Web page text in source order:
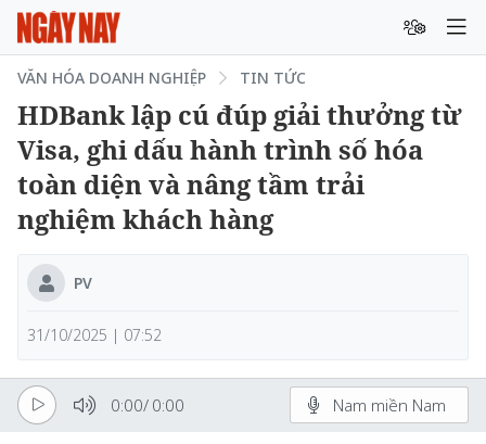
VĂN HÓA DOANH NGHIỆP TIN TỨC
HDBank lập cú đúp giải thưởng từ
Visa, ghi dấu hành trình số hóa
toàn diện và nâng tầm trải
nghiệm khách hàng
PV
31/10/2025 | 07:52
0:00/ 0:00 Nam miền Nam